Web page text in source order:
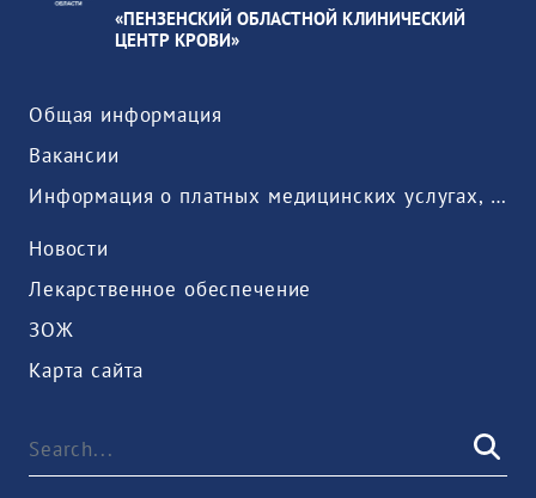
«ПЕНЗЕНСКИЙ ОБЛАСТНОЙ КЛИНИЧЕСКИЙ
ЦЕНТР КРОВИ»
Общая информация
Вакансии
Информация о платных медицинских услугах, предоставляемых медицинской организацией
Новости
Лекарственное обеспечение
ЗОЖ
Карта сайта